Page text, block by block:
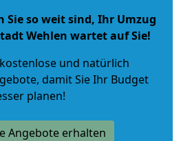
Sie so weit sind, Ihr Umzug
Wehlen wartet auf Sie!
und natürlich
, damit Sie Ihr Budget
planen!
Angebote erhalten